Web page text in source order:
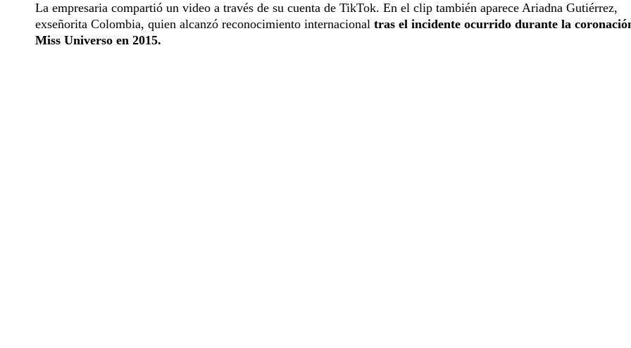
La empresaria compartió un video a través de su cuenta de TikTok. En el clip también aparece Ariadna Gutiérrez,
exseñorita Colombia, quien alcanzó reconocimiento internacional tras el incidente ocurrido durante la
Miss Universo en 2015.